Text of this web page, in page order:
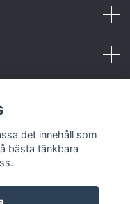
det innehåll som
bästa tänkbara